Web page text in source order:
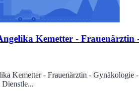
Kemetter - Frauenärztin
Kemetter - Frauenärztin - Gynäkologie -